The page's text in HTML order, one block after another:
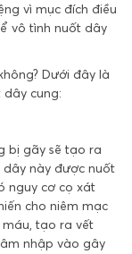
vì mục đích điều
vô tình nuốt dây
Dưới đây là
cung:
bị gãy sẽ tạo ra
dây này được nuốt
nguy cơ cọ xát
cho niêm mạc
tạo ra vết
nhập vào gây